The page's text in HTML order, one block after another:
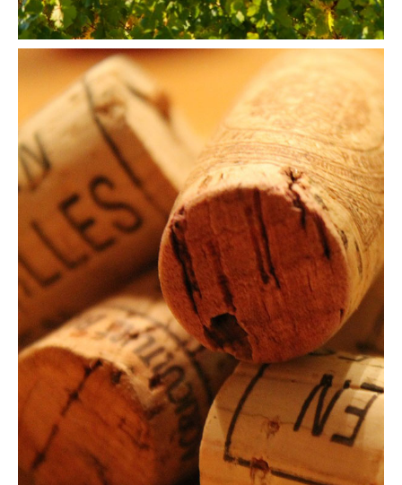
Nos points de vente
Où trouver nos vins ?